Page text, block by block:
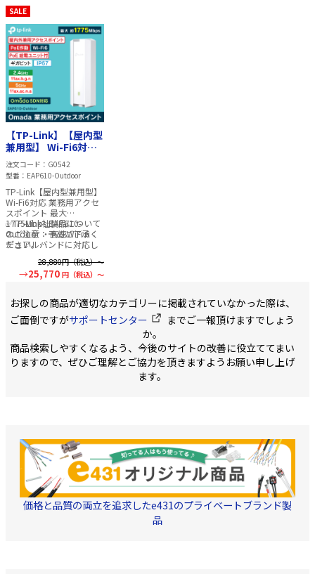
でも動作します。 ■直径
160mm×厚さ33.6mmの
コンパクトサイズで幅広
い環境にマッチする美し
いデザインです。 Wi-Fi速
度：2976Mbps 574Mbps
／2.4GHz 2402Mbps／
5GHz メーカー名：TP-
Link 型番：EAP650 周波
数範囲：2.4GHz／5GHz
無線規格：IEEE 802.11ax
／ac／n／g／b／a 寸法
（幅×奥行き×高さ）：
160× 160 × 33.6 mm セ
ット内容：EAP650本体、
電源アダプター、天井取
り付け/壁掛け用キット、
設置ガイド（英語表記）
■ご注意事項■・詳細な
取扱い説明書は英語表記
となります
ンで動画ファイル
する場合 EZVIZで
ドに録画した動画
する場合は
「VSPlayer（無料
必要です。以下か
ット・・・
VSPlayer_x64、○
Windows32ビット
VSPlayer_x86、○
Mac・・・
VSPlayer_mac64
※EZVIZアプリのラ
ビューモードまた
SALE
【TP-Link】【屋内型
兼用型】 Wi-Fi6対応
業務用アクセスポイン
ト最大1775Mbps
EAP610-Outdoor
注文コード
G0542
型番
EAP610-Outdoor
TP-Link【屋内型兼用型】
Wi-Fi6対応 業務用アクセ
スポイント 最大
1775Mbps EAP610-
Outdoor ・高速WiFi 6：
デュアルバンドに対応し
度をお届けします ・効率
の高いネットワーク：
て、より多くのデバイス
に遅延の少ない快適な接
続を提供 ・長距離カバレ
ッジ：IP67の耐候性エン
のハイパワーアンプとア
ンテナを搭載 ・Omada
メッシュ：アクセスポイ
ント間を移動したとして
も接続が途切れずスムー
ズに切り替え ・便利な管
理システム：Omada SDN
に統合することでクラウ
ドアクセスやリモート管
理が可能に ・IP67の耐候
✅TP-Link社製品について
のご注意：予めご了承く
ださい。
商品改良のため仕様、外
観は予告なく変更する場
新仕様の商品への移行中
は、新・旧異なる仕様の
在庫が混在する可能性が
ございます。
28,880円（税込）～
25,770 円（税込）～
お探しの商品が適切なカテゴリーに掲載されていなかった際は、
ご面倒ですがサポートセンター
までご一報頂けますでしょう
か。
商品検索しやすくなるよう、今後のサイトの改善に役立ててまい
りますので、ぜひご理解とご協力を頂きますようお願い申し上げ
ます。
価格と品質の両立を追求したe431のプライベートブランド製
品